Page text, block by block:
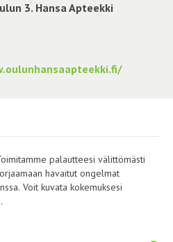
3. Hansa Apteekki
palautteesi välittömästi
ongelmat
Voit kuvata kokemuksesi